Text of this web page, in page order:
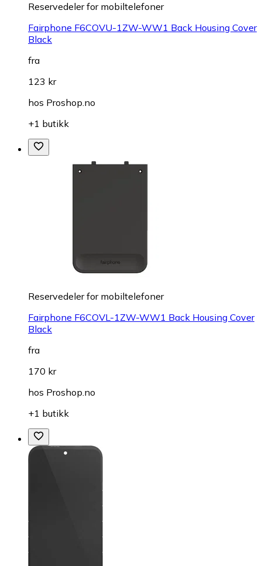
Reservedeler for mobiltelefoner
Fairphone F6COVU-1ZW-WW1 Back Housing Cover
Black
fra
123 kr
hos Proshop.no
+1 butikk
Reservedeler for mobiltelefoner
Fairphone F6COVL-1ZW-WW1 Back Housing Cover
Black
fra
170 kr
hos Proshop.no
+1 butikk